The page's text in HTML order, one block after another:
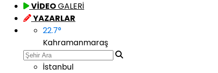
VİDEOGALERİ
YAZARLAR
22.7°
Kahramanmaraş
İstanbul